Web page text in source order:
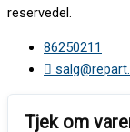
reservedel.
86250211